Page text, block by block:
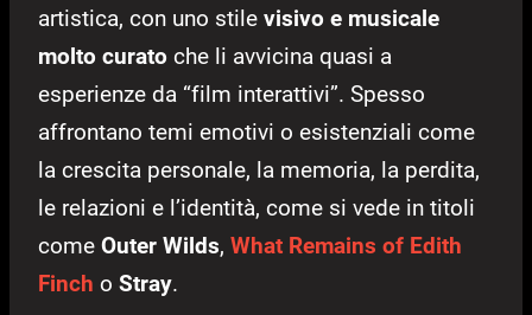
artistica, con uno stile visivo e musicale
molto curato che li avvicina quasi a
esperienze da “film interattivi”. Spesso
affrontano temi emotivi o esistenziali come
la crescita personale, la memoria, la perdita,
le relazioni e l’identità, come si vede in titoli
come Outer Wilds, What Remains of Edith
Finch o Stray.